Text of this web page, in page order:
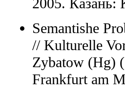
Semantishe
// Kulturelle
Zybatow (Hg)
Frankfurt am